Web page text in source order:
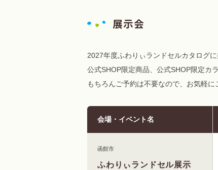
展示会
2027年度ふわりぃランドセルカタログに
公式SHOP限定商品、公式SHOP限定カ
もちろんご予約は不要なので、お気軽に
会場・イベント名
函館市
ふわりぃランドセル展示